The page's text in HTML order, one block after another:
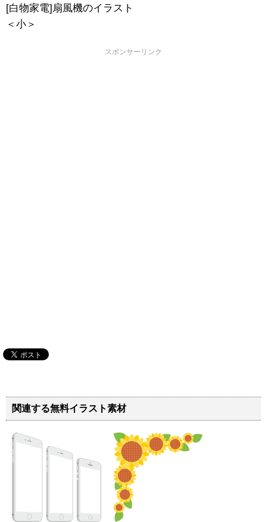
[白物家電]扇風機のイラスト
＜小＞
スポンサーリンク
関連する無料イラスト素材